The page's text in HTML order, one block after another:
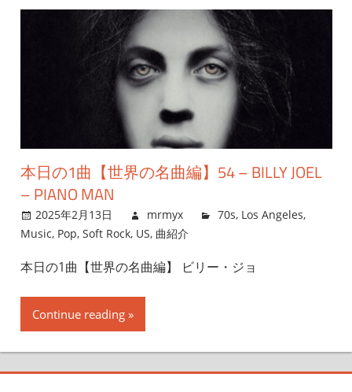
本日の1曲【世界の名曲編】54 – BILLY JOEL
– PIANO MAN
2025年2月13日 mrmyx 70s, Los Angeles,
Music, Pop, Soft Rock, US, 曲紹介
本日の1曲【世界の名曲編】 ビリー・ジョ
Continue reading